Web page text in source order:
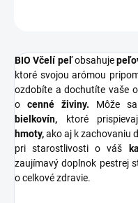
BIO Včelí peľobsahuje
ktoré svojou arómou
ozdobíte a dochutíte vaše
o cenné živiny. Môže
bielkovín,
ktoré
hmoty,ako aj k zachovaniu
pri starostlivosti o váš
zaujímavý doplnok pestrej
o celkové zdravie.